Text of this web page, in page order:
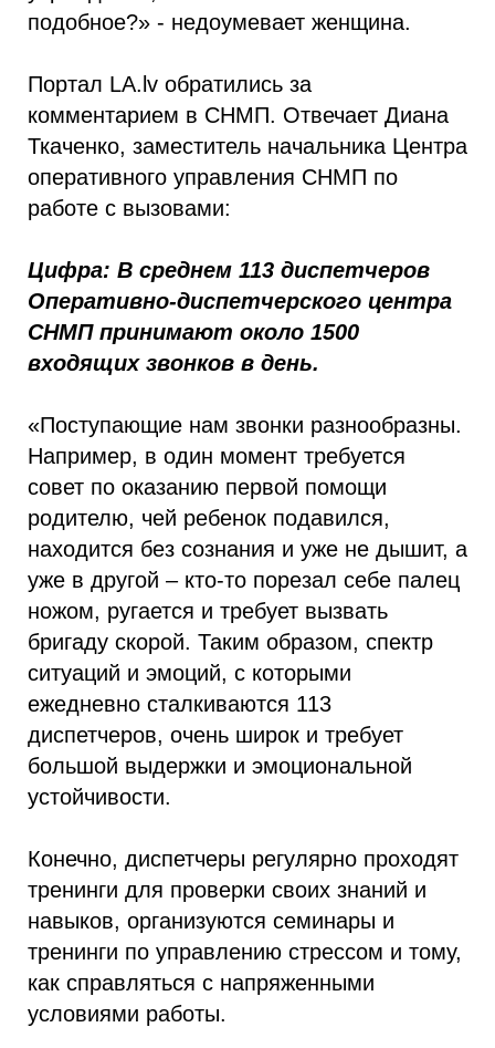
подобное?» - недоумевает женщина.
Портал LA.lv обратились за
комментарием в CНМП. Отвечает Диана
Ткаченко, заместитель начальника Центра
оперативного управления СНМП по
работе с вызовами:
Цифра: В среднем 113 диспетчеров
Оперативно-диспетчерского центра
CНМП принимают около 1500
входящих звонков в день.
«Поступающие нам звонки разнообразны.
Например, в один момент требуется
совет по оказанию первой помощи
родителю, чей ребенок подавился,
находится без сознания и уже не дышит, а
уже в другой – кто-то порезал себе палец
ножом, ругается и требует вызвать
бригаду скорой. Таким образом, спектр
ситуаций и эмоций, с которыми
ежедневно сталкиваются 113
диспетчеров, очень широк и требует
большой выдержки и эмоциональной
устойчивости.
Конечно, диспетчеры регулярно проходят
тренинги для проверки своих знаний и
навыков, организуются семинары и
тренинги по управлению стрессом и тому,
как справляться с напряженными
условиями работы.